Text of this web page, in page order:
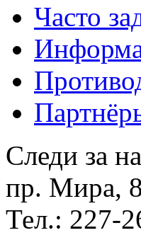
Часто
Следи за
пр. Мира,
Тел.: 227-